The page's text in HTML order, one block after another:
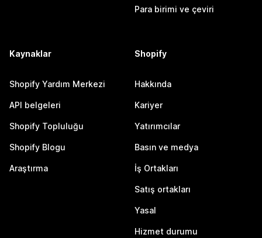
Para birimi ve çeviri
Kaynaklar
Shopify Yardım Merkezi
API belgeleri
Shopify Topluluğu
Shopify Blogu
Araştırma
Shopify
Hakkında
Kariyer
Yatırımcılar
Basın ve medya
İş Ortakları
Satış ortakları
Yasal
Hizmet durumu